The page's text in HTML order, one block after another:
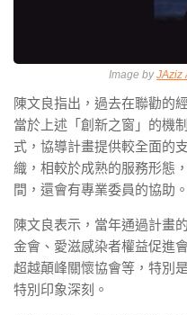
Image byJAziz
陳文良指出，過去在聯勸的
當於上述「創新之窗」的機
式，協導計畫提供較全面的
織，相較於成熟的服務形態
間，還會有專業委員的協助。
陳文良表示，當年通過計畫
金會、愛滋感染者權益促進
超越顛峰關懷協會等，特別
特別印象深刻。